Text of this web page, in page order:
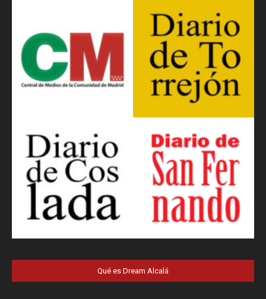
Qué es Dream Alcalá